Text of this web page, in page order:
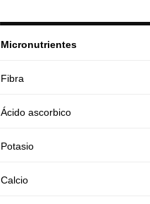
Micronutrientes
Fibra
Ácido ascorbico
Potasio
Calcio